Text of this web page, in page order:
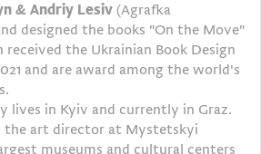
& Andriy Lesiv (Agrafka
designed the books "On the Move"
received the Ukrainian Book Design
and are award among the world's
lives in Kyiv and currently in Graz.
the art director at Mystetskyi
museums and cultural centers